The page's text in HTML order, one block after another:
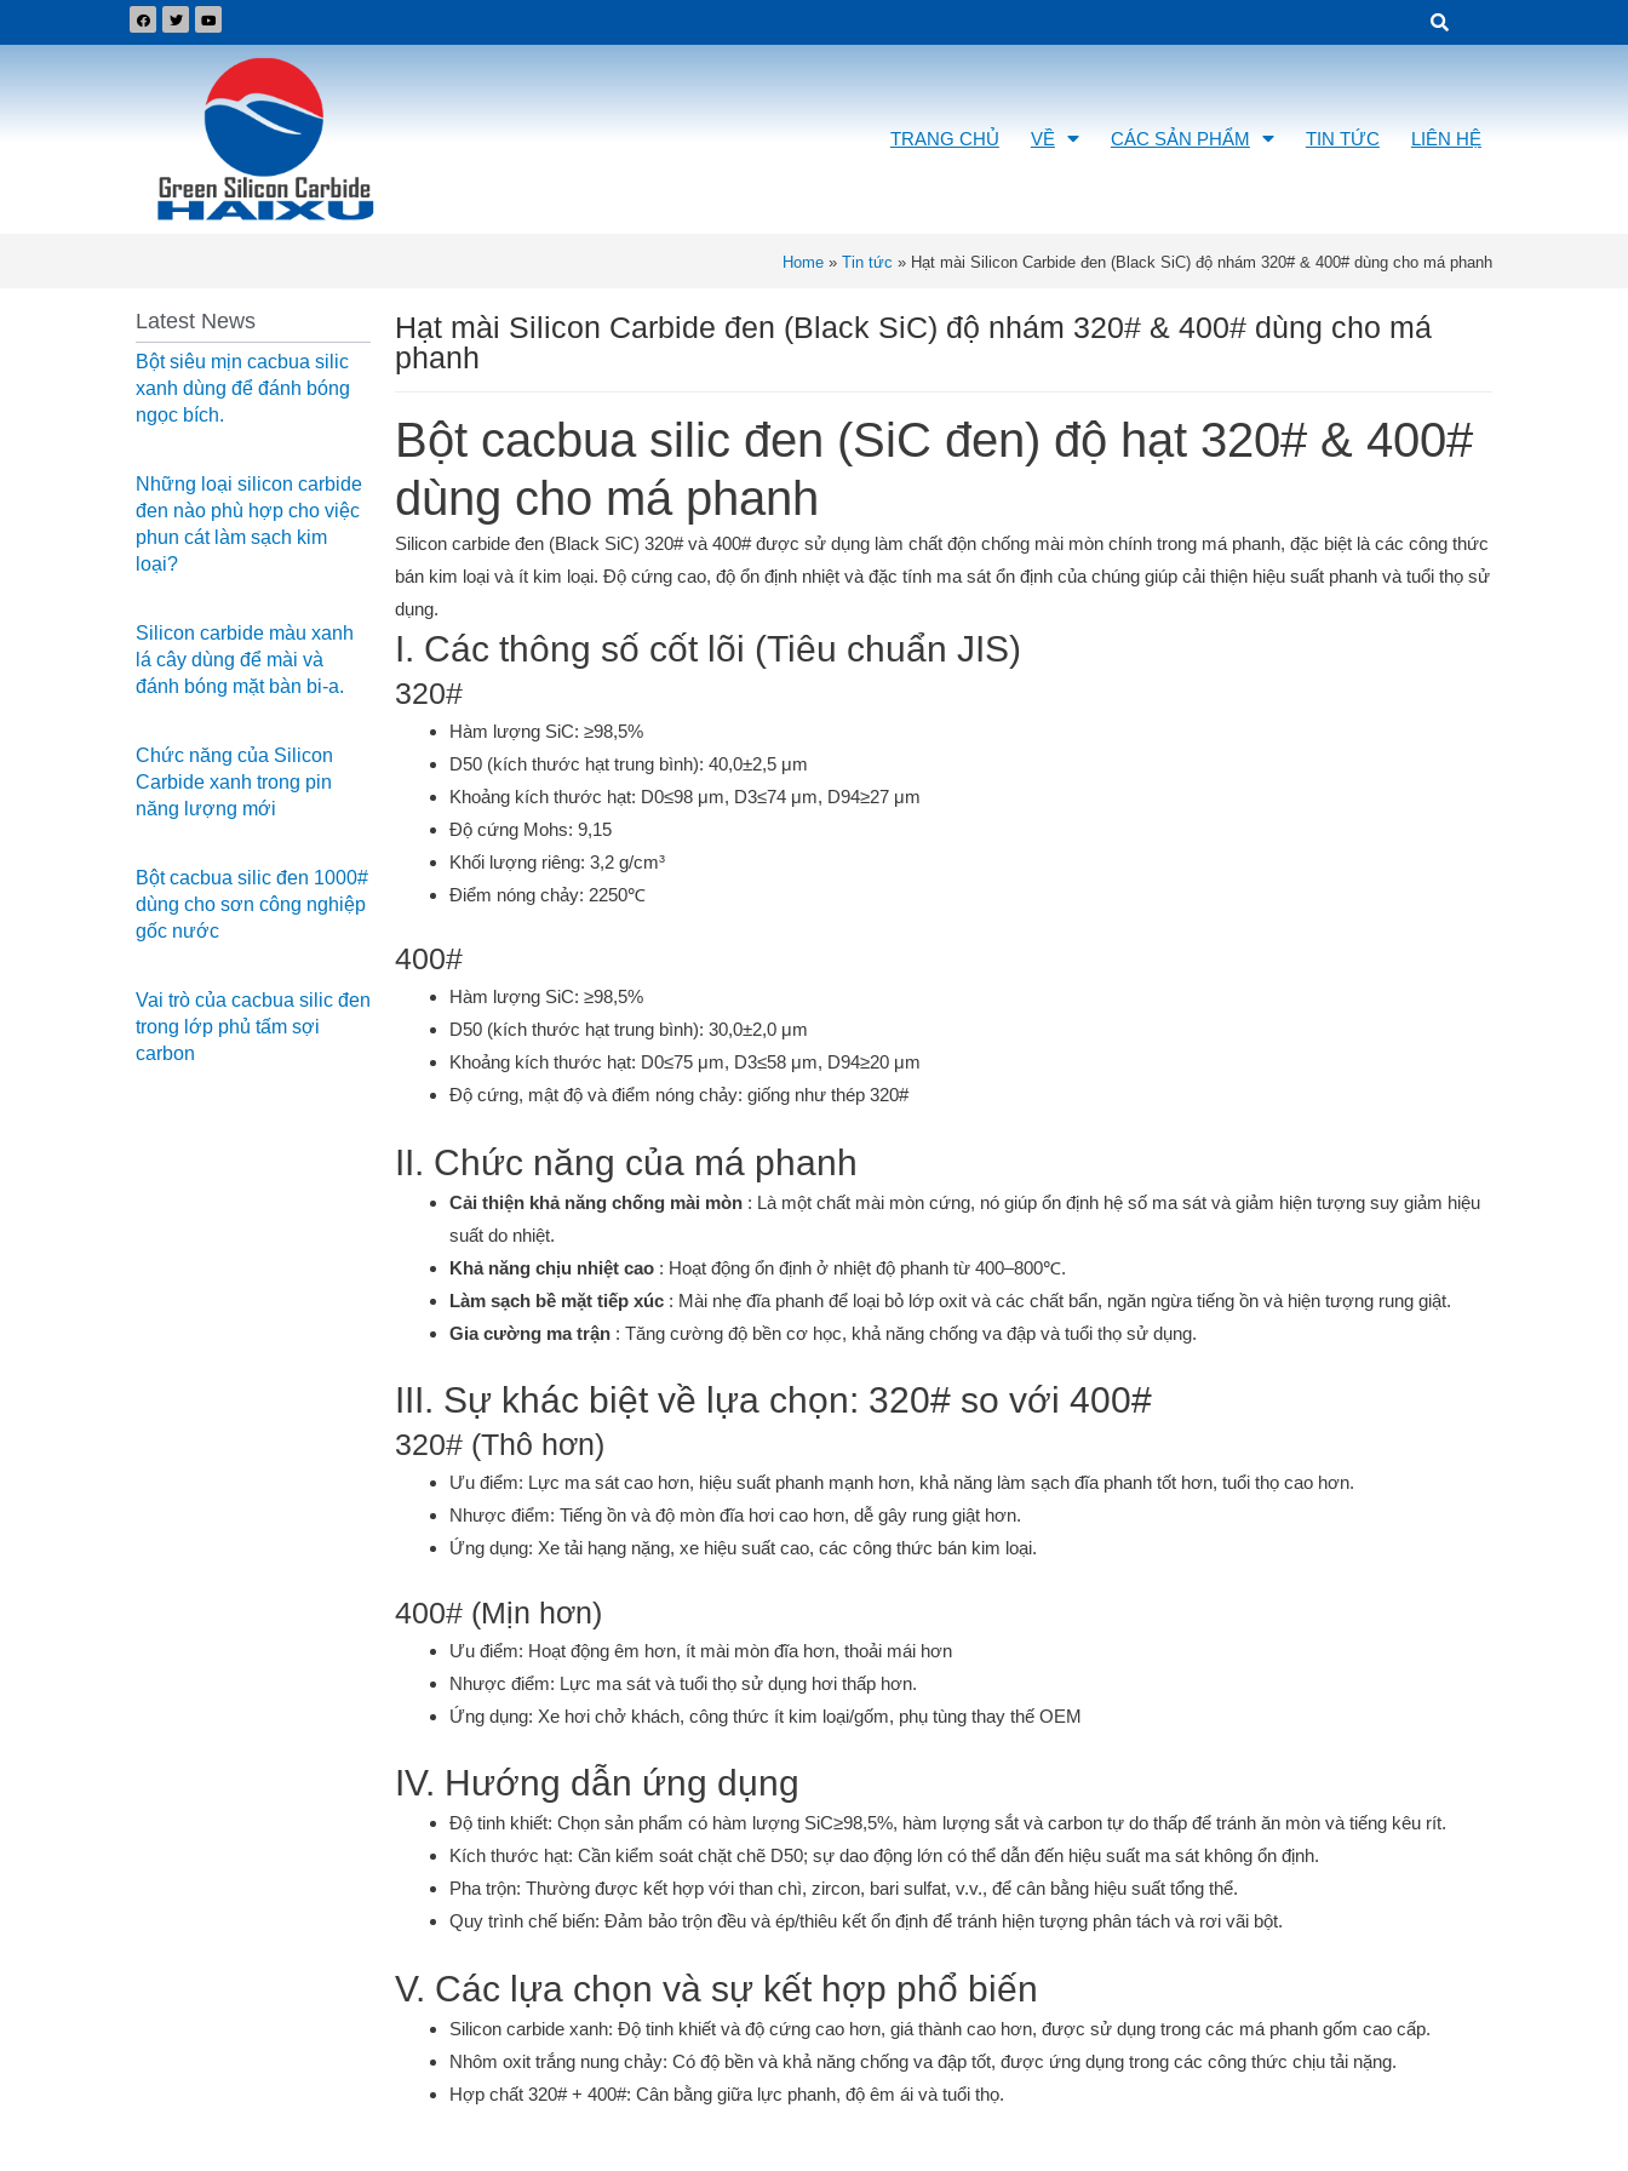
TRANG CHỦ VỀ CÁC SẢN PHẨM TIN TỨC LIÊN HỆ
Home » Tin tức » Hạt mài Silicon Carbide đen (Black SiC) độ nhám 320# & 400# dùng cho má phanh
Latest News
Bột siêu mịn cacbua silic
xanh dùng để đánh bóng
ngọc bích.
Những loại silicon carbide
đen nào phù hợp cho việc
phun cát làm sạch kim
loại?
Silicon carbide màu xanh
lá cây dùng để mài và
đánh bóng mặt bàn bi-a.
Chức năng của Silicon
Carbide xanh trong pin
năng lượng mới
Bột cacbua silic đen 1000#
dùng cho sơn công nghiệp
gốc nước
Vai trò của cacbua silic đen
trong lớp phủ tấm sợi
carbon
Hạt mài Silicon Carbide đen (Black SiC) độ nhám 320# & 400# dùng cho má
phanh
Bột cacbua silic đen (SiC đen) độ hạt 320# & 400#
dùng cho má phanh
Silicon carbide đen (Black SiC) 320# và 400# được sử dụng làm chất độn chống mài mòn chính trong má phanh, đặc biệt là các công thức
bán kim loại và ít kim loại. Độ cứng cao, độ ổn định nhiệt và đặc tính ma sát ổn định của chúng giúp cải thiện hiệu suất phanh và tuổi thọ sử
dụng.
I. Các thông số cốt lõi (Tiêu chuẩn JIS)
320#
Hàm lượng SiC: ≥98,5%
D50 (kích thước hạt trung bình): 40,0±2,5 μm
Khoảng kích thước hạt: D0≤98 μm, D3≤74 μm, D94≥27 μm
Độ cứng Mohs: 9,15
Khối lượng riêng: 3,2 g/cm³
Điểm nóng chảy: 2250℃
400#
Hàm lượng SiC: ≥98,5%
D50 (kích thước hạt trung bình): 30,0±2,0 μm
Khoảng kích thước hạt: D0≤75 μm, D3≤58 μm, D94≥20 μm
Độ cứng, mật độ và điểm nóng chảy: giống như thép 320#
II. Chức năng của má phanh
Cải thiện khả năng chống mài mòn : Là một chất mài mòn cứng, nó giúp ổn định hệ số ma sát và giảm hiện tượng suy giảm hiệu
suất do nhiệt.
Khả năng chịu nhiệt cao : Hoạt động ổn định ở nhiệt độ phanh từ 400–800℃.
Làm sạch bề mặt tiếp xúc : Mài nhẹ đĩa phanh để loại bỏ lớp oxit và các chất bẩn, ngăn ngừa tiếng ồn và hiện tượng rung giật.
Gia cường ma trận : Tăng cường độ bền cơ học, khả năng chống va đập và tuổi thọ sử dụng.
III. Sự khác biệt về lựa chọn: 320# so với 400#
320# (Thô hơn)
Ưu điểm: Lực ma sát cao hơn, hiệu suất phanh mạnh hơn, khả năng làm sạch đĩa phanh tốt hơn, tuổi thọ cao hơn.
Nhược điểm: Tiếng ồn và độ mòn đĩa hơi cao hơn, dễ gây rung giật hơn.
Ứng dụng: Xe tải hạng nặng, xe hiệu suất cao, các công thức bán kim loại.
400# (Mịn hơn)
Ưu điểm: Hoạt động êm hơn, ít mài mòn đĩa hơn, thoải mái hơn
Nhược điểm: Lực ma sát và tuổi thọ sử dụng hơi thấp hơn.
Ứng dụng: Xe hơi chở khách, công thức ít kim loại/gốm, phụ tùng thay thế OEM
IV. Hướng dẫn ứng dụng
Độ tinh khiết: Chọn sản phẩm có hàm lượng SiC≥98,5%, hàm lượng sắt và carbon tự do thấp để tránh ăn mòn và tiếng kêu rít.
Kích thước hạt: Cần kiểm soát chặt chẽ D50; sự dao động lớn có thể dẫn đến hiệu suất ma sát không ổn định.
Pha trộn: Thường được kết hợp với than chì, zircon, bari sulfat, v.v., để cân bằng hiệu suất tổng thể.
Quy trình chế biến: Đảm bảo trộn đều và ép/thiêu kết ổn định để tránh hiện tượng phân tách và rơi vãi bột.
V. Các lựa chọn và sự kết hợp phổ biến
Silicon carbide xanh: Độ tinh khiết và độ cứng cao hơn, giá thành cao hơn, được sử dụng trong các má phanh gốm cao cấp.
Nhôm oxit trắng nung chảy: Có độ bền và khả năng chống va đập tốt, được ứng dụng trong các công thức chịu tải nặng.
Hợp chất 320# + 400#: Cân bằng giữa lực phanh, độ êm ái và tuổi thọ.